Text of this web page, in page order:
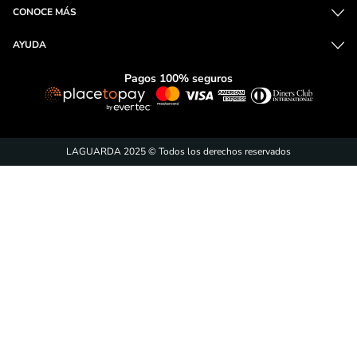
Compra y entregaMétodos de pago
Envío a domicilio
¡Suscríbete y entérate de